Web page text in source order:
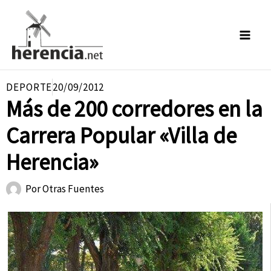
contenido
DEPORTE20/09/2012
Más de 200 corredores en la
Carrera Popular «Villa de
Herencia»
PorOtras Fuentes